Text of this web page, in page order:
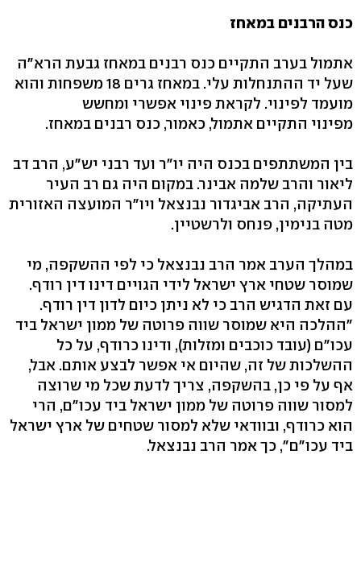
כנס הרבנים במאחז
אתמול בערב התקיים כנס רבנים במאחז גבעת הרא"ה
שעל יד ההתנחלות עלי. במאחז גרים 18 משפחות והוא
מועמד לפינוי. לקראת פינוי אפשרי ומחשש
מפינוי התקיים אתמול, כאמור, כנס רבנים במאחז.
בין המשתתפים בכנס היה יו"ר ועד רבני יש"ע, הרב דב
ליאור והרב שלמה אבינר. במקום היה גם רב העיר
העתיקה, הרב אביגדור נבנצאל ויו"ר המועצה האזורית
מטה בנימין, פנחס ולרשטיין.
במהלך הערב אמר הרב נבנצאל כי לפי ההשקפה, מי
שמוסר שטחי ארץ ישראל לידי הגויים דינו דין רודף.
עם זאת הדגיש הרב כי לא ניתן כיום לדון דין רודף.
"ההלכה היא שמוסר שווה פרוטה של ממון ישראל ביד
עכו"ם (עובד כוכבים ומזלות), ודינו כרודף, על כל
ההשלכות של זה, שהיום אי אפשר לבצע אותם. אבל,
אף על פי כן, בהשקפה, צריך לדעת שכל מי שרוצה
למסור שווה פרוטה של ממון ישראל ביד עכו"ם, הרי
הוא כרודף, ובוודאי שלא למסור שטחים של ארץ ישראל
ביד עכו"ם", כך אמר הרב נבנצאל.